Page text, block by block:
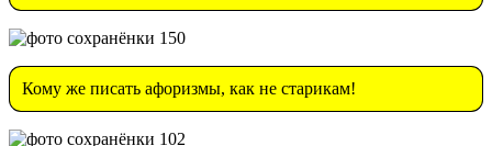
Кому же писать афоризмы, как не старикам!